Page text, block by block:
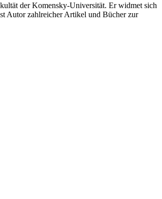
der Komensky-Universität. Er widmet sich
Autor zahlreicher Artikel und Bücher zur